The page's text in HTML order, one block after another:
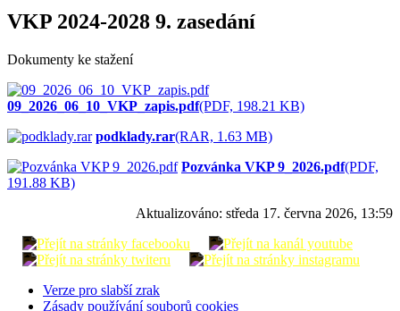
VKP 2024-2028 9. zasedání
Dokumenty ke stažení
09_2026_06_10_VKP_zapis.pdf(PDF, 198.21 KB)
podklady.rar(RAR, 1.63 MB)
Pozvánka VKP 9_2026.pdf(PDF,
191.88 KB)
Aktualizováno: středa 17. června 2026, 13:59
Verze pro slabší zrak
Zásady používání souborů cookies